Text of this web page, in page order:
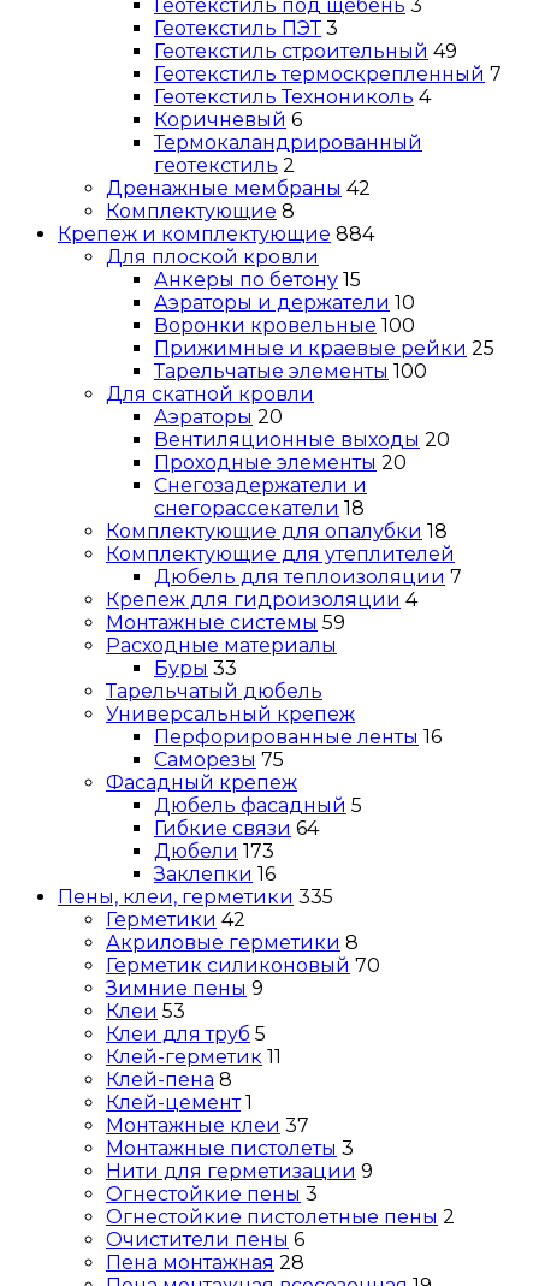
Геотекстиль под щебень 3
Геотекстиль ПЭТ 3
Геотекстиль строительный 49
Геотекстиль термоскрепленный 7
Геотекстиль Технониколь 4
Коричневый 6
Термокаландрированный
геотекстиль 2
Дренажные мембраны 42
Комплектующие 8
Крепеж и комплектующие 884
Для плоской кровли
Анкеры по бетону 15
Аэраторы и держатели 10
Воронки кровельные 100
Прижимные и краевые рейки 25
Тарельчатые элементы 100
Для скатной кровли
Аэраторы 20
Вентиляционные выходы 20
Проходные элементы 20
Снегозадержатели и
снегорассекатели 18
Комплектующие для опалубки 18
Комплектующие для утеплителей
Дюбель для теплоизоляции 7
Крепеж для гидроизоляции 4
Монтажные системы 59
Расходные материалы
Буры 33
Тарельчатый дюбель
Универсальный крепеж
Перфорированные ленты 16
Саморезы 75
Фасадный крепеж
Дюбель фасадный 5
Гибкие связи 64
Дюбели 173
Заклепки 16
Пены, клеи, герметики 335
Герметики 42
Акриловые герметики 8
Герметик силиконовый 70
Зимние пены 9
Клеи 53
Клеи для труб 5
Клей-герметик 11
Клей-пена 8
Клей-цемент 1
Монтажные клеи 37
Монтажные пистолеты 3
Нити для герметизации 9
Огнестойкие пены 3
Огнестойкие пистолетные пены 2
Очистители пены 6
Пена монтажная 28